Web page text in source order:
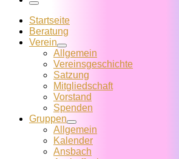
Menü
Startseite
Beratung
Verein
Allgemein
Vereins­geschichte
Satzung
Mitglied­schaft
Vorstand
Spenden
Gruppen
Allgemein
Kalender
Ansbach